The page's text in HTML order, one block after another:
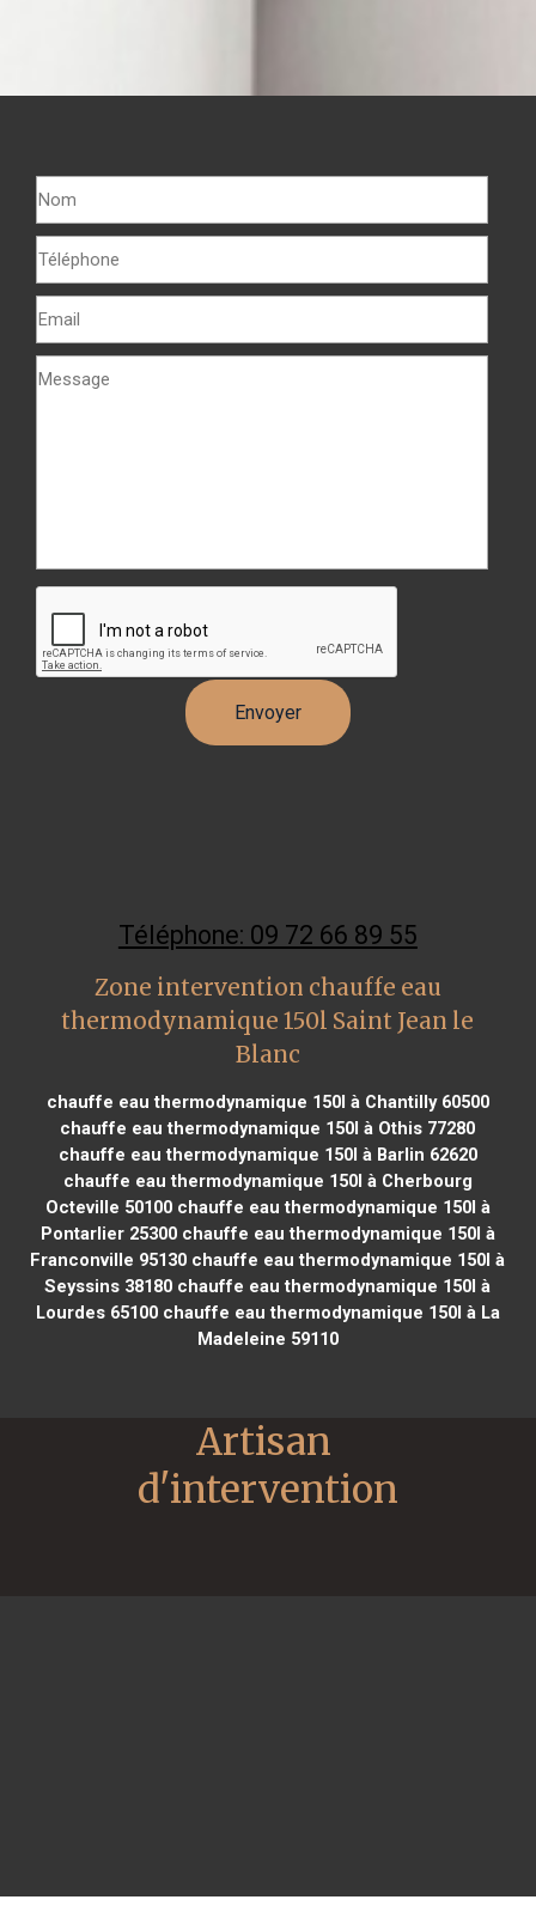
Téléphone: 09 72 66 89 55
Zone intervention chauffe eau
thermodynamique 150l Saint Jean le
Blanc
chauffe eau thermodynamique 150l à Chantilly 60500
chauffe eau thermodynamique 150l à Othis 77280
chauffe eau thermodynamique 150l à Barlin 62620
chauffe eau thermodynamique 150l à Cherbourg
Octeville 50100chauffe eau thermodynamique 150l à
Pontarlier 25300chauffe eau thermodynamique 150l à
Franconville 95130 chauffe eau thermodynamique 150l à
Seyssins 38180 chauffe eau thermodynamique 150l à
Lourdes 65100chauffe eau thermodynamique 150l à La
Madeleine 59110
Artisan
d'intervention